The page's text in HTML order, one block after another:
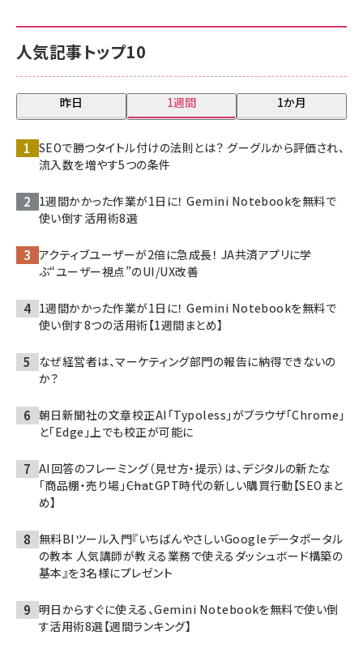
人気記事トップ10
昨日 1週間 1か月
SEOで勝つタイトル付けの法則とは？ グーグルから評価され、
流入数を増やす5つの条件
1週間かかった作業が1日に！ Gemini Notebookを無料で
使い倒す活用術8選
アクティブユーザーが2倍に急成長！ JA共済アプリに学
ぶ“ユーザー視点”のUI/UX改善
1週間かかった作業が1日に！ Gemini Notebookを無料で
使い倒す8つの活用術【1週間まとめ】
なぜ経営者は、マーケティング部門の報告に納得できないの
か？
朝日新聞社の文章校正AI「Typoless」がブラウザ「Chrome」
と「Edge」上でも校正が可能に
AI回答のフレーミング（見せ方・提示）は、デジタルの新たな
「商品棚・売り場」――ChatGPT時代の新しい購買行動【SEOまと
め】
無料BIツール入門『いちばんやさしいGoogleデータポータル
の教本 人気講師が教える業務で使えるダッシュボード構築の
基本』を3名様にプレゼント
明日からすぐに使える、Gemini Notebookを無料で使い倒
す活用術8選【週間ランキング】